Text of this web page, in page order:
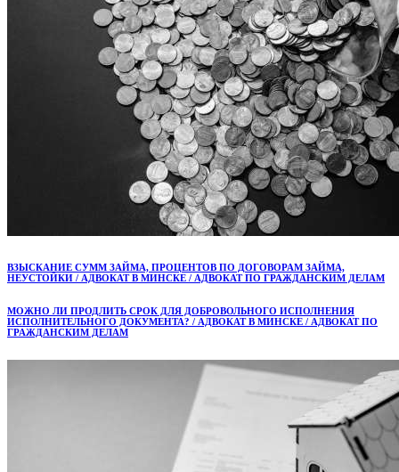
ВЗЫСКАНИЕ СУММ ЗАЙМА, ПРОЦЕНТОВ ПО ДОГОВОРАМ ЗАЙМА,
НЕУСТОЙКИ / АДВОКАТ В МИНСКЕ / АДВОКАТ ПО ГРАЖДАНСКИМ ДЕЛАМ
МОЖНО ЛИ ПРОДЛИТЬ СРОК ДЛЯ ДОБРОВОЛЬНОГО ИСПОЛНЕНИЯ
ИСПОЛНИТЕЛЬНОГО ДОКУМЕНТА? / АДВОКАТ В МИНСКЕ / АДВОКАТ ПО
ГРАЖДАНСКИМ ДЕЛАМ